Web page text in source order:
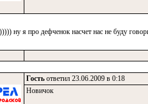
ну я про дефченок насчет нас не буду
Гость ответил 23.06.2009 в 0:18
Новичок